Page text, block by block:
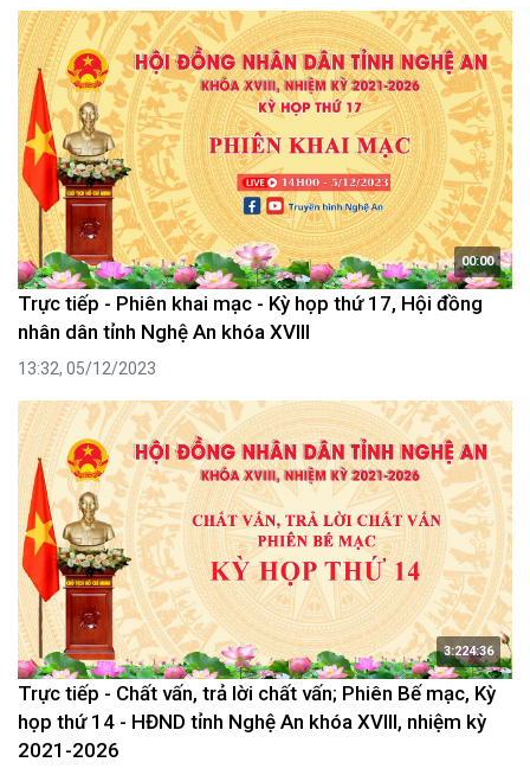
00:00
Trực tiếp - Phiên khai mạc - Kỳ họp thứ 17, Hội đồng
nhân dân tỉnh Nghệ An khóa XVIII
13:32, 05/12/2023
3:224:36
Trực tiếp - Chất vấn, trả lời chất vấn; Phiên Bế mạc, Kỳ
họp thứ 14 - HĐND tỉnh Nghệ An khóa XVIII, nhiệm kỳ
2021-2026